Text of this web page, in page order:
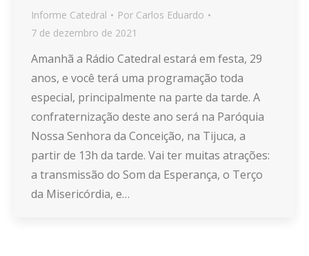
Informe Catedral Por Carlos Eduardo
7 de dezembro de 2021
Amanhã a Rádio Catedral estará em festa, 29
anos, e você terá uma programação toda
especial, principalmente na parte da tarde. A
confraternização deste ano será na Paróquia
Nossa Senhora da Conceição, na Tijuca, a
partir de 13h da tarde. Vai ter muitas atrações:
a transmissão do Som da Esperança, o Terço
da Misericórdia, e…